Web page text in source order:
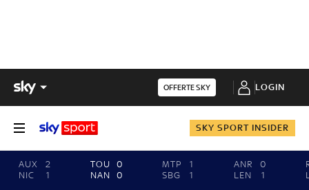
OFFERTE SKY LOGIN
SKY SPORT INSIDER
AUX
2
NIC
1
TOU
0
NAN
0
MTP
1
SBG
1
ANR
0
LEN
1